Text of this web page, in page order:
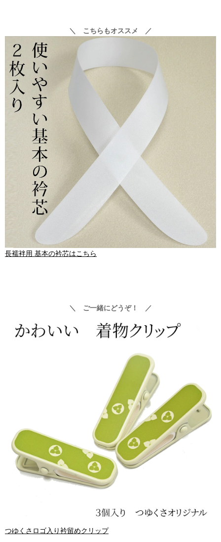
＼ こちらもオススメ ／
長襦袢用 基本の衿芯はこちら
＼ ご一緒にどうぞ！ ／
つゆくさロゴ入り衿留めクリップ